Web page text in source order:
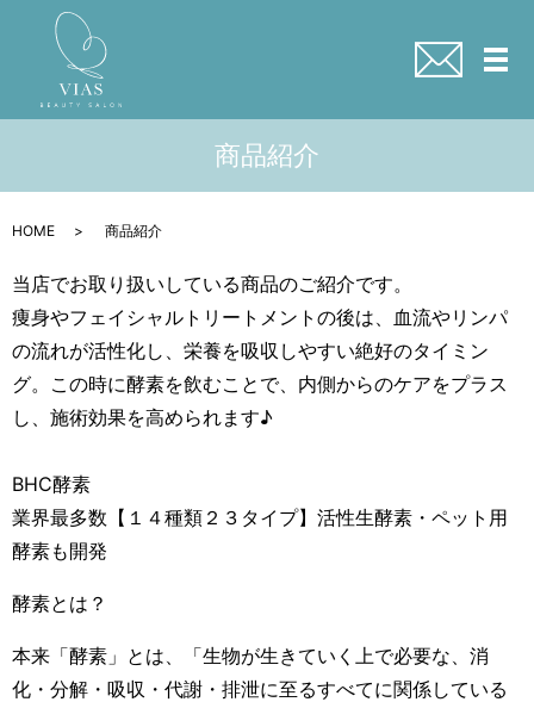
メ
商品紹介
HOME 商品紹介
当店でお取り扱いしている商品のご紹介です。
痩身やフェイシャルトリートメントの後は、血流やリンパ
の流れが活性化し、栄養を吸収しやすい絶好のタイミン
グ。この時に酵素を飲むことで、内側からのケアをプラス
し、施術効果を高められます♪
BHC酵素
業界最多数【１４種類２３タイプ】活性生酵素・ペット用
酵素も開発
酵素とは？
本来「酵素」とは、「生物が生きていく上で必要な、消
化・分解・吸収・代謝・排泄に至るすべてに関係している